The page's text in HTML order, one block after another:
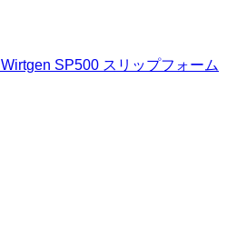
Wirtgen SP500 スリップフォーム